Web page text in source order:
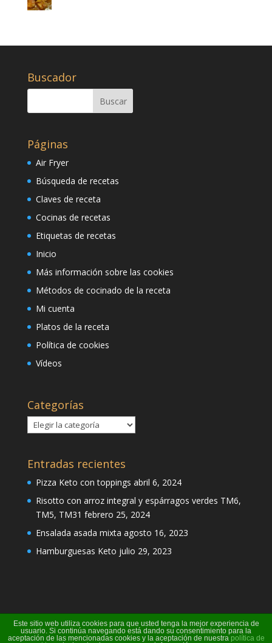
Buscador
Páginas
Air Fryer
Búsqueda de recetas
Claves de receta
Cocinas de recetas
Etiquetas de recetas
Inicio
Más información sobre las cookies
Métodos de cocinado de la receta
Mi cuenta
Platos de la receta
Política de cookies
Vídeos
Categorías
Categorías
Entradas recientes
Pizza Keto con toppings abril 6, 2024
Risotto con arroz integral y espárragos verdes TM6,
TM5, TM31 febrero 25, 2024
Ensalada asada mixta agosto 16, 2023
Hamburguesas Keto julio 29, 2023
Este sitio web utiliza cookies para que usted tenga la mejor experiencia de
usuario. Si continúa navegando está dando su consentimiento para la
aceptación de las mencionadas cookies y la aceptación de nuestra política de